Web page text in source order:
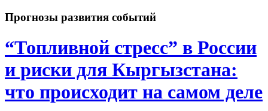
Прогнозы развития событий
“Топливной стресс” в России
и риски для Кыргызстана:
что происходит на самом деле